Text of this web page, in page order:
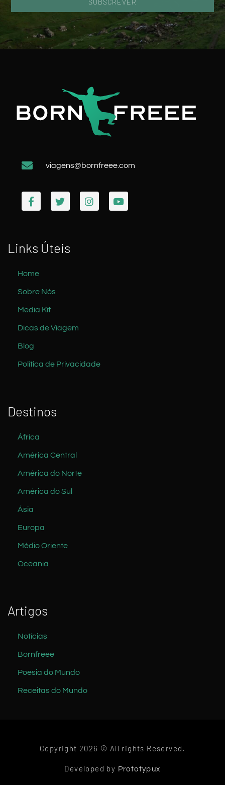
SUBSCREVER
viagens@bornfreee.com
Links Úteis
Home
Sobre Nós
Media Kit
Dicas de Viagem
Blog
Política de Privacidade
Destinos
África
América Central
América do Norte
América do Sul
Ásia
Europa
Médio Oriente
Oceania
Artigos
Notícias
Bornfreee
Poesia do Mundo
Receitas do Mundo
Copyright 2026 © All rights Reserved.
Developed by Prototypux